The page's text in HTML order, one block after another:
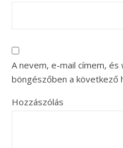
A nevem, e-mail címem,
böngészőben a következő
Hozzászólás